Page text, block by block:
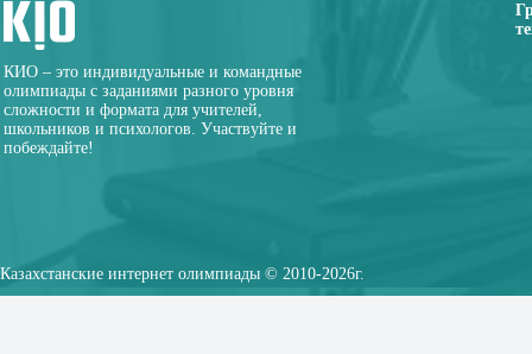
КИО – это индивидуальные и командные
олимпиады с заданиями разного уровня
сложности и формата для учителей,
школьников и психологов. Участвуйте и
побеждайте!
Казахстанские интернет олимпиады © 2010-2026г.